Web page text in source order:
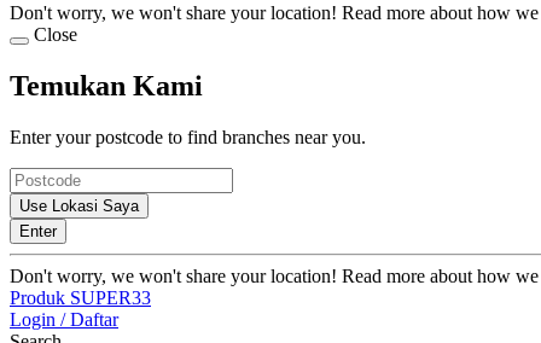
Don't worry, we won't share your location! Read more about how we
Close
Temukan Kami
Enter your postcode to find branches near you.
Use Lokasi Saya
Enter
Don't worry, we won't share your location! Read more about how we
Produk SUPER33
Login / Daftar